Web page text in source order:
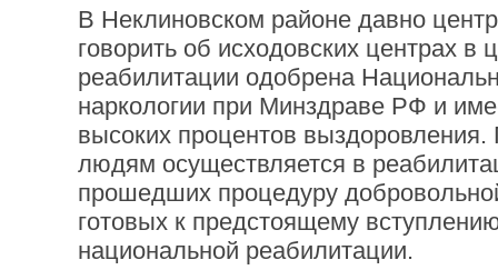
В Неклиновском районе давно
говорить об исходовских центрах в
реабилитации одобрена
наркологии при Минздраве РФ и
высоких процентов
людям осуществляется в
прошедших процедуру
готовых к предстоящему
национальной реабилитации.